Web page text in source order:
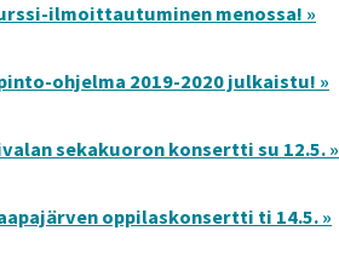
ilmoittautuminen menossa! »
ohjelma 2019-2020 julkaistu! »
sekakuoron konsertti su 12.5. »
oppilaskonsertti ti 14.5. »